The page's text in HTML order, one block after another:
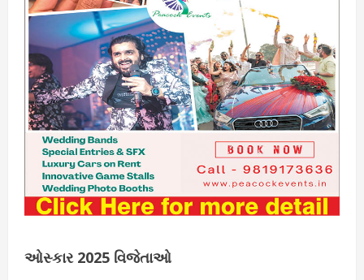
ઓસ્કાર 2025 વિજેતાઓ